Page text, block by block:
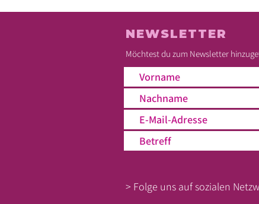
NEWSLETTER
> Folge uns auf sozialen
Möchtest du zum Newsletter